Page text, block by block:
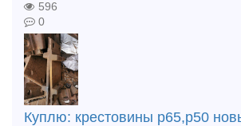
596
0
Куплю: крестовины р65,р50